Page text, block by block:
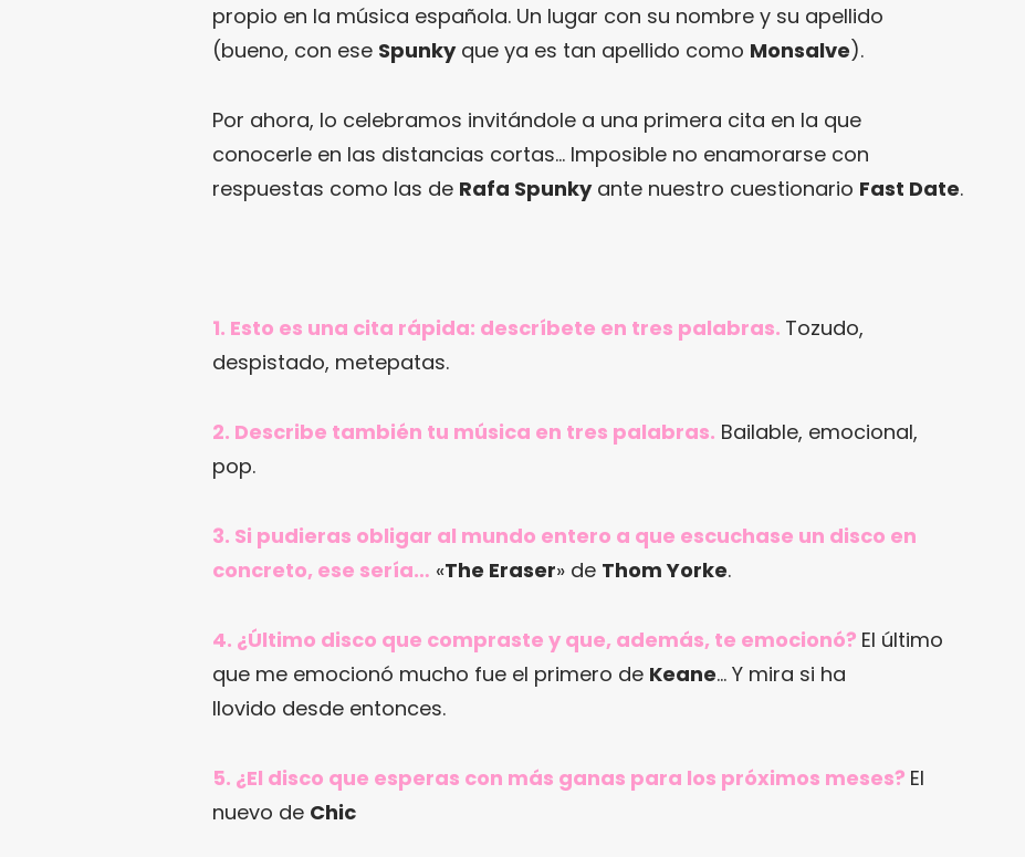
propio en la música española. Un lugar con su nombre y su apellido
(bueno, con ese Spunkyque ya es tan apellido como Monsalve).
Por ahora, lo celebramos invitándole a una primera cita en la que
conocerle en las distancias cortas… Imposible no enamorarse con
respuestas como las de Rafa Spunkyante nuestro cuestionario Fast Date.
1. Esto es una cita rápida: descríbete en tres palabras. Tozudo,
despistado, metepatas.
2. Describe también tu música en tres palabras. Bailable, emocional,
pop.
3. Si pudieras obligar al mundo entero a que escuchase un disco en
concreto, ese sería… «The Eraser» de Thom Yorke.
4. ¿Último disco que compraste y que, además, te emocionó? El último
que me emocionó mucho fue el primero de Keane… Y mira si ha
llovido desde entonces.
5. ¿El disco que esperas con más ganas para los próximos meses? El
nuevo de Chic